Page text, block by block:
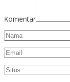
Komentar